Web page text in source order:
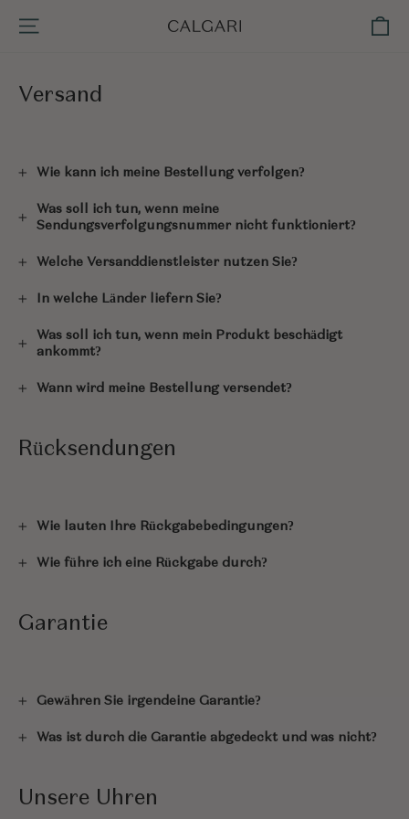
zum
Versand
Wie kann ich meine Bestellung verfolgen?
Was soll ich tun, wenn meine
Sendungsverfolgungsnummer nicht funktioniert?
Welche Versanddienstleister nutzen Sie?
In welche Länder liefern Sie?
Was soll ich tun, wenn mein Produkt beschädigt
ankommt?
Wann wird meine Bestellung versendet?
Rücksendungen
Wie lauten Ihre Rückgabebedingungen?
Wie führe ich eine Rückgabe durch?
Garantie
Gewähren Sie irgendeine Garantie?
Was ist durch die Garantie abgedeckt und was nicht?
Unsere Uhren